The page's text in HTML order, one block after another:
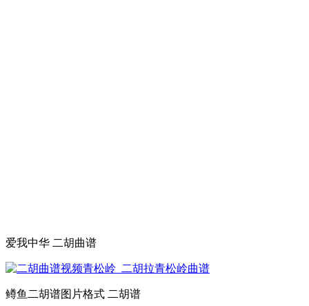
爱我中华 二胡曲谱
鳟鱼二胡谱图片格式 二胡谱